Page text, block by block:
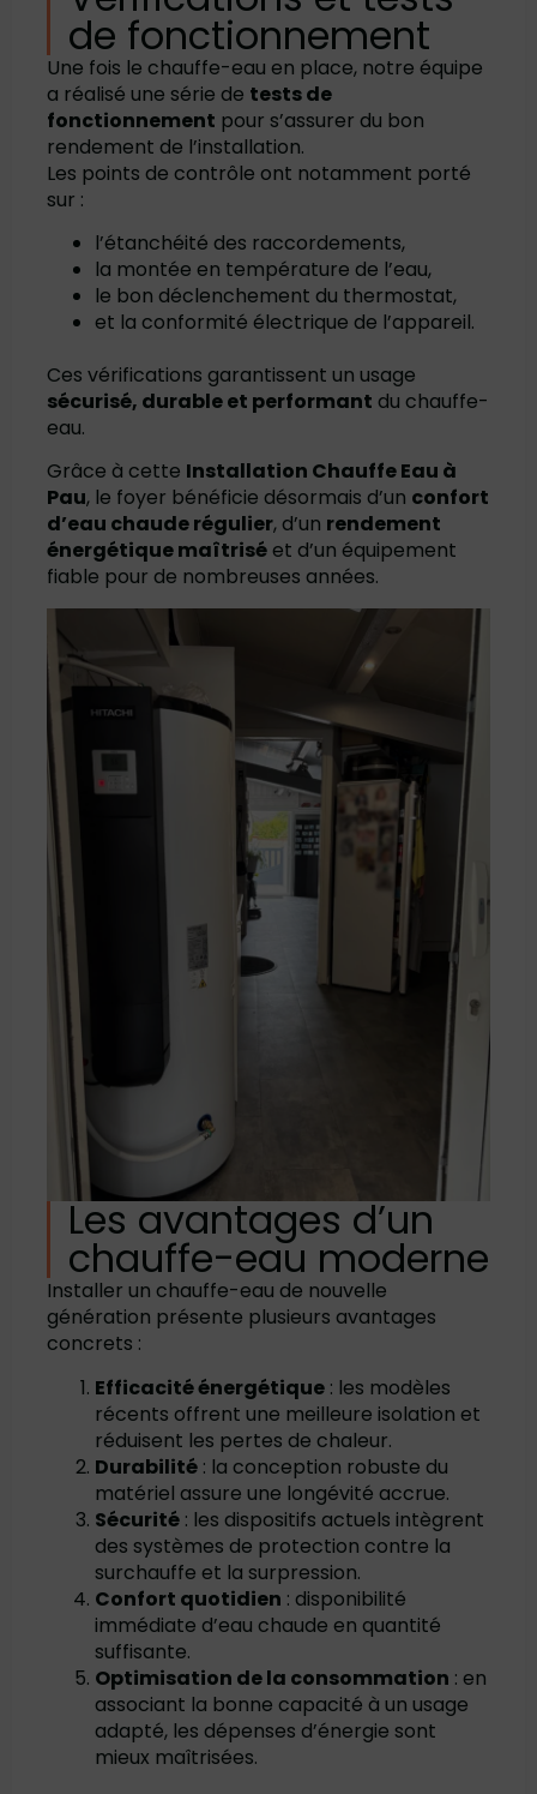
de fonctionnement
Une fois le chauffe-eau en place, notre équipe
a réalisé une série de tests de
fonctionnement pour s’assurer du bon
rendement de l’installation.
Les points de contrôle ont notamment porté
sur :
l’étanchéité des raccordements,
la montée en température de l’eau,
le bon déclenchement du thermostat,
et la conformité électrique de l’appareil.
Ces vérifications garantissent un usage
sécurisé, durable et performant du chauffe-
eau.
Grâce à cette Installation Chauffe Eau à
Pau, le foyer bénéficie désormais d’un confort
d’eau chaude régulier, d’un rendement
énergétique maîtriséet d’un équipement
fiable pour de nombreuses années.
Les avantages d’un
chauffe-eau moderne
Installer un chauffe-eau de nouvelle
génération présente plusieurs avantages
concrets :
Efficacité énergétique: les modèles
récents offrent une meilleure isolation et
réduisent les pertes de chaleur.
Durabilité: la conception robuste du
matériel assure une longévité accrue.
Sécurité: les dispositifs actuels intègrent
des systèmes de protection contre la
surchauffe et la surpression.
Confort quotidien : disponibilité
immédiate d’eau chaude en quantité
suffisante.
Optimisation de la consommation : en
associant la bonne capacité à un usage
adapté, les dépenses d’énergie sont
mieux maîtrisées.